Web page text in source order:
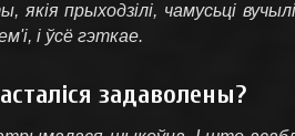
якія прыходзілі, чамусьці
і ўсё гэткае.
задаволены?